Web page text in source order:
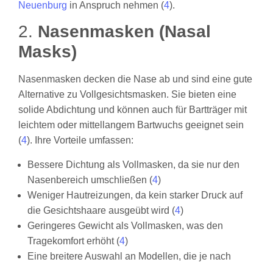
Neuenburg in Anspruch nehmen (4).
2. Nasenmasken (Nasal
Masks)
Nasenmasken decken die Nase ab und sind eine gute
Alternative zu Vollgesichtsmasken. Sie bieten eine
solide Abdichtung und können auch für Bartträger mit
leichtem oder mittellangem Bartwuchs geeignet sein
(4). Ihre Vorteile umfassen:
Bessere Dichtung als Vollmasken, da sie nur den
Nasenbereich umschließen (4)
Weniger Hautreizungen, da kein starker Druck auf
die Gesichtshaare ausgeübt wird (4)
Geringeres Gewicht als Vollmasken, was den
Tragekomfort erhöht (4)
Eine breitere Auswahl an Modellen, die je nach